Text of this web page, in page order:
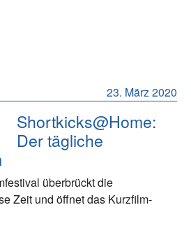
23. März 2020
Shortkicks@Home:
Der tägliche
überbrückt die
Zeit und öffnet das Kurzfilm-